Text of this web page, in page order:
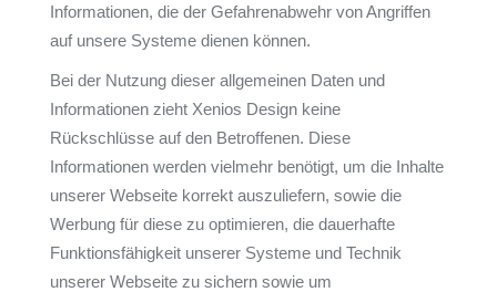
Informationen, die der Gefahrenabwehr von Angriffen
auf unsere Systeme dienen können.
Bei der Nutzung dieser allgemeinen Daten und
Informationen zieht Xenios Design keine
Rückschlüsse auf den Betroffenen. Diese
Informationen werden vielmehr benötigt, um die Inhalte
unserer Webseite korrekt auszuliefern, sowie die
Werbung für diese zu optimieren, die dauerhafte
Funktionsfähigkeit unserer Systeme und Technik
unserer Webseite zu sichern sowie um